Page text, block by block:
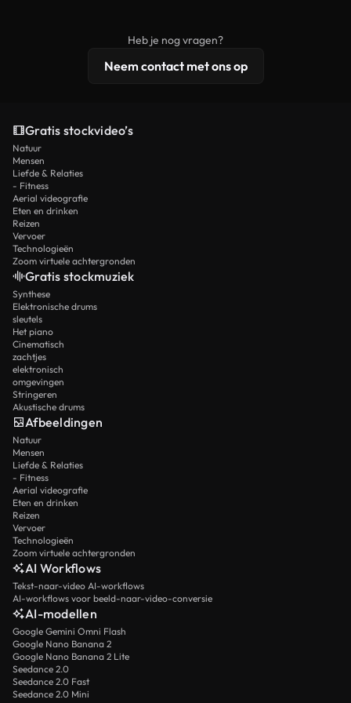
licentiebescherming omvat.
Heb je nog vragen?
Neem contact met ons op
Gratis stockvideo’s
Natuur
Mensen
Liefde & Relaties
- Fitness
Aerial videografie
Eten en drinken
Reizen
Vervoer
Technologieën
Zoom virtuele achtergronden
Gratis stockmuziek
Synthese
Elektronische drums
sleutels
Het piano
Cinematisch
zachtjes
elektronisch
omgevingen
Stringeren
Akustische drums
Afbeeldingen
Natuur
Mensen
Liefde & Relaties
- Fitness
Aerial videografie
Eten en drinken
Reizen
Vervoer
Technologieën
Zoom virtuele achtergronden
AI Workflows
Tekst-naar-video AI-workflows
AI-workflows voor beeld-naar-video-conversie
AI-modellen
Google Gemini Omni Flash
Google Nano Banana 2
Google Nano Banana 2 Lite
Seedance 2.0
Seedance 2.0 Fast
Seedance 2.0 Mini